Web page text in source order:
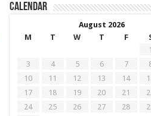
Calendar
August 2026
M
T W T F
1
3
4 5 6 7
10
11 12 13 14
17
18 19 20 21
24
25 26 27 28